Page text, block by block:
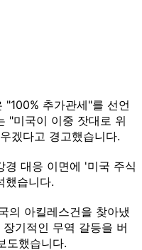
"100% 추가관세"를 선언
"미국이 이중 잣대로 위
겠다고 경고했습니다.
경 대응 이면에 '미국 주식
했습니다.
의 아킬레스건을 찾아냈
기적인 무역 갈등을 버
도했습니다.